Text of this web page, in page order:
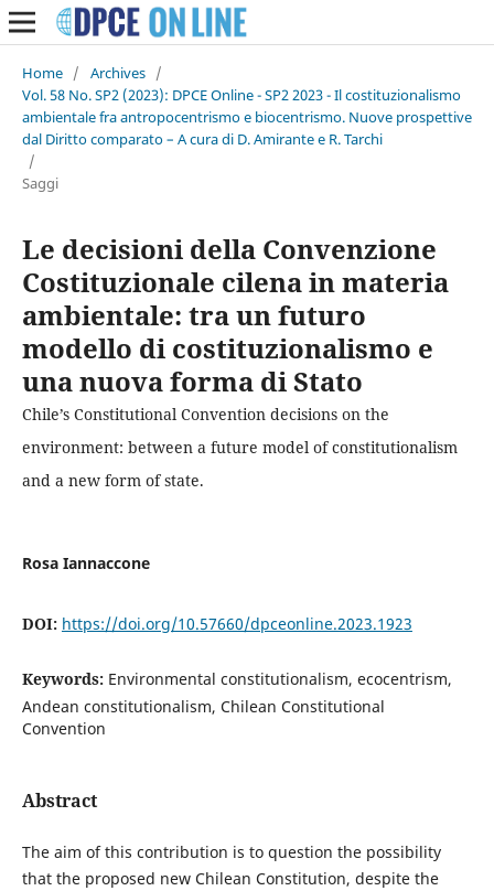
Home / Archives /
Vol. 58 No. SP2 (2023): DPCE Online - SP2 2023 - Il costituzionalismo
ambientale fra antropocentrismo e biocentrismo. Nuove prospettive
dal Diritto comparato – A cura di D. Amirante e R. Tarchi
/
Saggi
Le decisioni della Convenzione
Costituzionale cilena in materia
ambientale: tra un futuro
modello di costituzionalismo e
una nuova forma di Stato
Chile’s Constitutional Convention decisions on the
environment: between a future model of constitutionalism
and a new form of state.
Rosa Iannaccone
DOI: https://doi.org/10.57660/dpceonline.2023.1923
Keywords: Environmental constitutionalism, ecocentrism,
Andean constitutionalism, Chilean Constitutional
Convention
Abstract
The aim of this contribution is to question the possibility
that the proposed new Chilean Constitution, despite the